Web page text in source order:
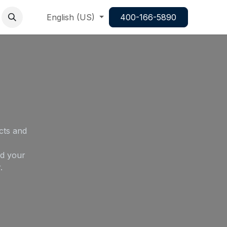
English (US) 400-166-5890
and
your